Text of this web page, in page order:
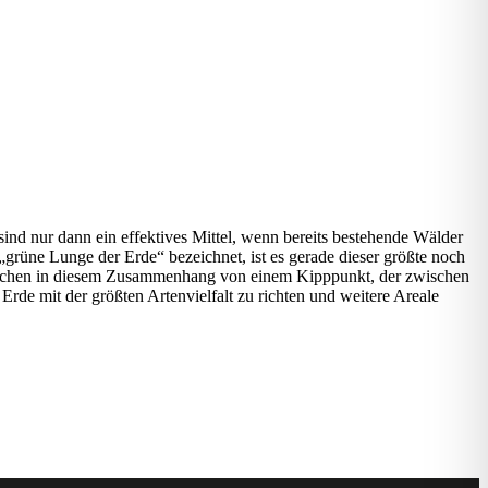
nur dann ein effektives Mittel, wenn bereits bestehende Wälder
Lunge der Erde“ bezeichnet, ist es gerade dieser größte noch
in diesem Zusammenhang von einem Kipppunkt, der zwischen
mit der größten Artenvielfalt zu richten und weitere Areale